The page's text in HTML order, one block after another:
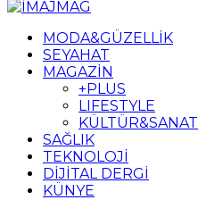
MODA&GÜZELLİK
SEYAHAT
MAGAZİN
+PLUS
LIFESTYLE
KÜLTÜR&SANAT
SAĞLIK
TEKNOLOJİ
DİJİTAL DERGİ
KÜNYE